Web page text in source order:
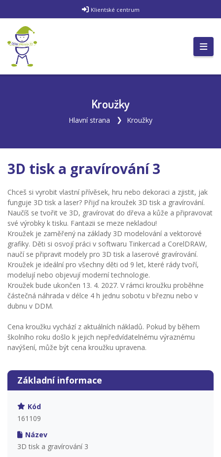
Klientské centrum
Kroužky
Hlavní strana Kroužky
3D tisk a gravírování 3
Chceš si vyrobit vlastní přívěsek, hru nebo dekoraci a zjistit, jak
funguje 3D tisk a laser? Přijď na kroužek 3D tisk a gravírování.
Naučíš se tvořit ve 3D, gravírovat do dřeva a kůže a připravovat
své výrobky k tisku. Fantazii se meze nekladou!
Kroužek je zaměřený na základy 3D modelování a vektorové
grafiky. Děti si osvojí práci v softwaru Tinkercad a CorelDRAW,
naučí se připravit modely pro 3D tisk a laserové gravírování.
Kroužek je ideální pro všechny děti od 9 let, které rády tvoří,
modelují nebo objevují moderní technologie.
Kroužek bude ukončen 13. 4. 2027. V rámci kroužku proběhne
částečná náhrada v délce 4 h jednu sobotu v březnu nebo v
dubnu v DDM.
Cena kroužku vychází z aktuálních nákladů. Pokud by během
školního roku došlo k jejich nepředvídatelnému výraznému
navýšení, může být cena kroužku upravena.
Základní informace
Kód
161109
Název
3D tisk a gravírování 3